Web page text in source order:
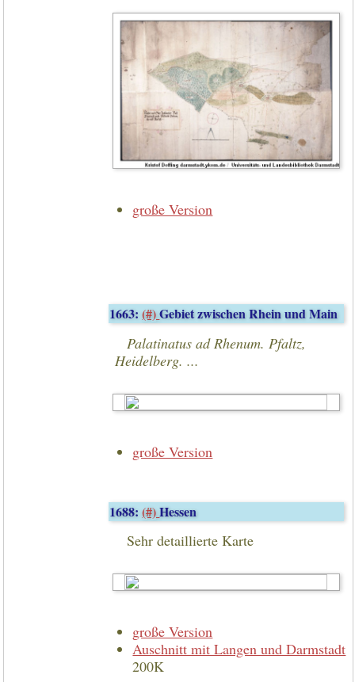
große Version
1663:(#)Gebiet zwischen Rhein und Main
Palatinatus ad Rhenum. Pfaltz,
Heidelberg. ...
große Version
1688:(#)Hessen
Sehr detaillierte Karte
große Version
Auschnitt mit Langen und Darmstadt
200K